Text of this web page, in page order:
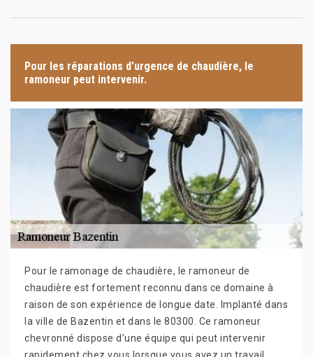
Pour les réparations d’urgence de chaudière, le
ramoneur peut intervenir.
Pour le ramonage de chaudière, le ramoneur de
chaudière est fortement reconnu dans ce domaine à
raison de son expérience de longue date. Implanté dans
la ville de Bazentin et dans le 80300. Ce ramoneur
chevronné dispose d’une équipe qui peut intervenir